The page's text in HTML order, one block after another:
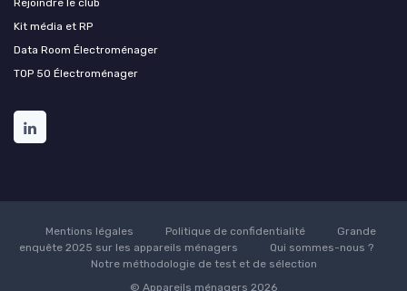
Rejoindre le club
Kit média et RP
Data Room Électroménager
TOP 50 Électroménager
Mentions légales Politique de confidentialité
Grande
enquête 2025 sur les appareils ménagers
Qui sommes-nous ?
Notre méthodologie de test et de sélection
© Appareils ménagers 2026